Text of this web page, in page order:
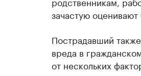
зачастую оценивают
Пострадавший
вреда в
от нескольких